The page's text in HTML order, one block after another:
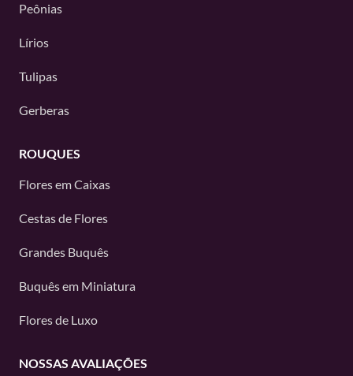
Peônias
Lírios
Tulipas
Gerberas
ROUQUES
Flores em Caixas
Cestas de Flores
Grandes Buquês
Buquês em Miniatura
Flores de Luxo
NOSSAS AVALIAÇÕES